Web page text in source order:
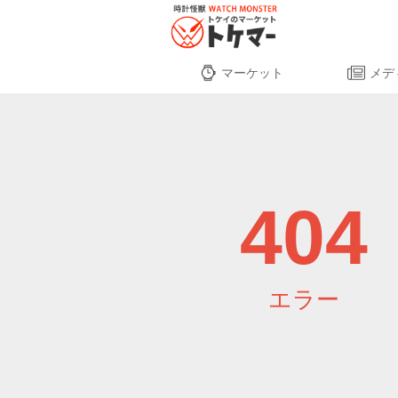
マーケット メ
404
エラー